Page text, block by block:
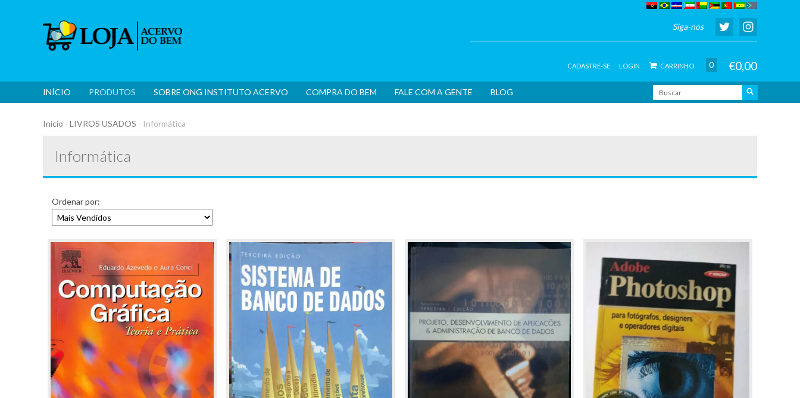
Siga-nos
CADASTRE-SE LOGIN CARRINHO 0 €0,00
INÍCIO PRODUTOS SOBRE ONG INSTITUTO ACERVO COMPRA DO BEM FALE COM A GENTE BLOG
Início - LIVROS USADOS - Informática
Informática
Ordenar por: